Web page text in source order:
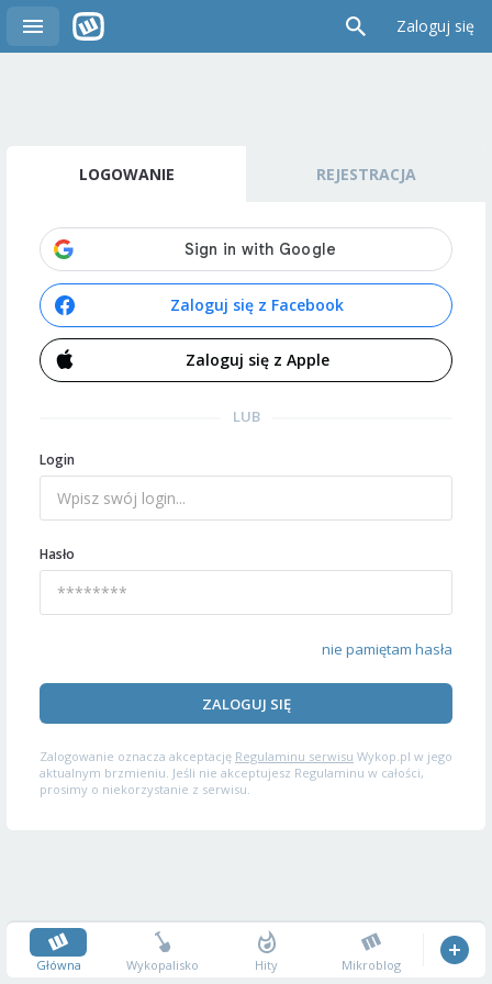
Zaloguj się
LOGOWANIE REJESTRACJA
Zaloguj się z Facebook
Zaloguj się z Apple
LUB
Login
Hasło
nie pamiętam hasła
ZALOGUJ SIĘ
Zalogowanie oznacza akceptację Regulaminu serwisu Wykop.pl w jego
aktualnym brzmieniu. Jeśli nie akceptujesz Regulaminu w całości,
prosimy o niekorzystanie z serwisu.
Główna Wykopalisko Hity Mikroblog